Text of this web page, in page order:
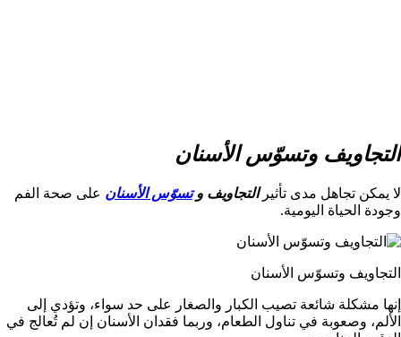
التجاويف وتسوّس الأسنان
لا يمكن تجاهل مدى تأثيرالتجاويف وتسوّس الأسنان على صحة الفم
وجودة الحياة اليومية.
التجاويف وتسوّس الأسنان
إنها مشكلة شائعة تصيب الكبار والصغار على حد سواء، وتؤدي إلى
الألم، وصعوبة في تناول الطعام، وربما فقدان الأسنان إن لم تُعالج في